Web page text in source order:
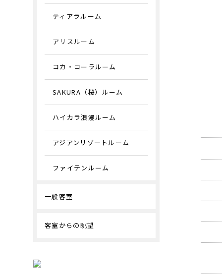
ティアラルーム
アリスルーム
コカ・コーラルーム
SAKURA（桜）ルーム
ハイカラ浪漫ルーム
アジアンリゾートルーム
ファイテンルーム
一般客室
客室からの眺望